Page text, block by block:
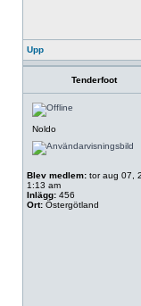
Upp
Tenderfoot
Noldo
Blev medlem: tor aug 07,
1:13 am
Inlägg: 456
Ort: Östergötland